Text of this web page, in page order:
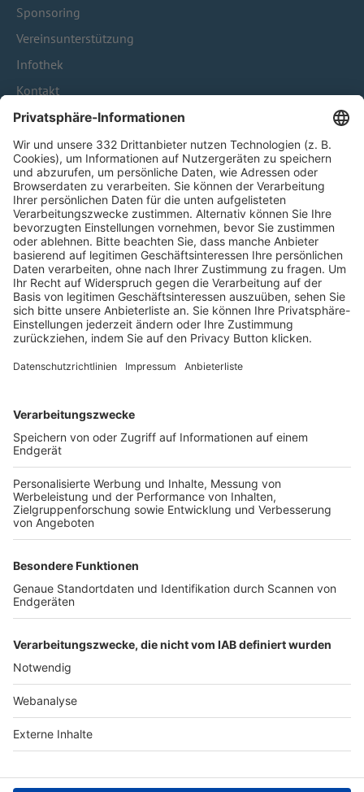
Sponsoring
Vereinsunterstützung
Infothek
Kontakt
HÄUFIG BESUCHTE SEITEN
Pässe und Vereinswechsel
Trainerausbildung
Schulungsangebot Vereinsmitarbeiter
BFV-Geschäftsstellen
Trainerbörse
Login SpielPlus
FOLGE DEM BFV
TOP-VEREINE
TOP-PARTNER
Nutzungsbedingungen Datenschutz Impressum